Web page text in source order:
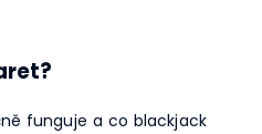
funguje a co blackjack